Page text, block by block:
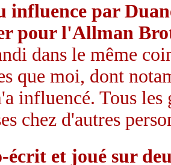
influence par
pour l'Allman
dans le même
que moi, dont
influencé. Tous les
chez d'autres
écrit et joué sur